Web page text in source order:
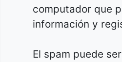
computador que
información y
El spam puede